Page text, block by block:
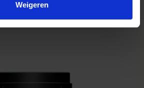
Weigeren